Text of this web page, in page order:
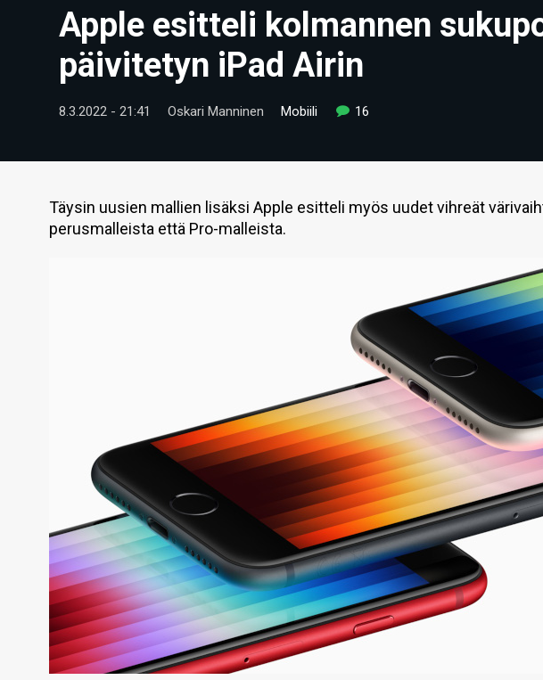
Apple esitteli kolmannen
päivitetyn iPad Airin
8.3.2022 - 21:41 Oskari Manninen Mobiili 16
Täysin uusien mallien lisäksi Apple esitteli myös uudet vihreät
perusmalleista että Pro-malleista.